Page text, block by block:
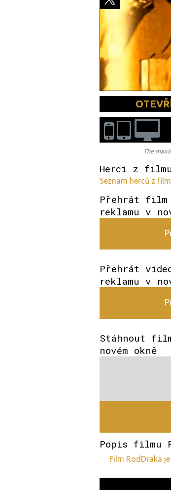
The
Herci z filmu
Seznam herců z
Přehrát
reklamu v
Přehrát
reklamu v
Stáhnout
novém okně
Popis filmu
film RodDraka